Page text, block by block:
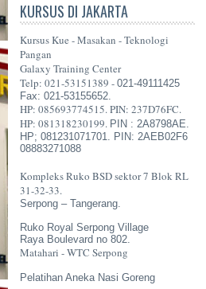
KURSUS DI JAKARTA
Kursus Kue - Masakan - Teknologi
Pangan
Galaxy Training Center
Telp: 021-53151389 - 021-49111425
Fax: 021-53155652.
HP: 085693774515. PIN: 237D76FC.
HP: 081318230199. PIN : 2A8798AE.
HP; 081231071701. PIN: 2AEB02F6
08883271088
Kompleks Ruko BSD sektor 7 Blok RL
31-32-33.
Serpong – Tangerang.
Ruko Royal Serpong Village
Raya Boulevard no 802.
Matahari - WTC Serpong
Pelatihan Aneka Nasi Goreng